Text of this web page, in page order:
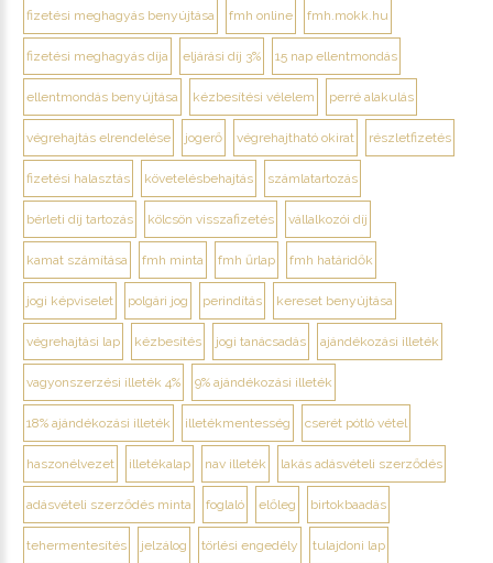
fizetési meghagyás benyújtása fmh online fmh.mokk.hu
fizetési meghagyás díja eljárási díj 3% 15 nap ellentmondás
ellentmondás benyújtása kézbesítési vélelem perré alakulás
végrehajtás elrendelése jogerő végrehajtható okirat részletfizetés
fizetési halasztás követelésbehajtás számlatartozás
bérleti díj tartozás kölcsön visszafizetés vállalkozói díj
kamat számítása fmh minta fmh űrlap fmh határidők
jogi képviselet polgári jog perindítás kereset benyújtása
végrehajtási lap kézbesítés jogi tanácsadás ajándékozási illeték
vagyonszerzési illeték 4% 9% ajándékozási illeték
18% ajándékozási illeték illetékmentesség cserét pótló vétel
haszonélvezet illetékalap nav illeték lakás adásvételi szerződés
adásvételi szerződés minta foglaló előleg birtokbaadás
tehermentesítés jelzálog törlési engedély tulajdoni lap